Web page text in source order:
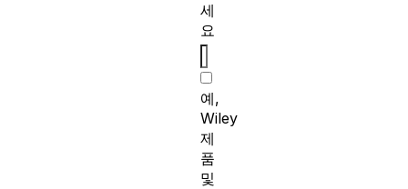
세
요
예,
Wiley
제
품
및